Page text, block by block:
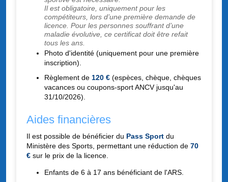
Il est obligatoire, uniquement pour les
compétiteurs, lors d’une première demande de
licence. Pour les personnes souffrant d’une
maladie évolutive, ce certificat doit être refait
tous les ans.
Photo d'identité (uniquement pour une première
inscription).
Règlement de 120 € (espèces, chèque, chèques
vacances ou coupons-sport ANCV jusqu'au
31/10/2026).
Aides financières
Il est possible de bénéficier du Pass Sport du
Ministère des Sports, permettant une réduction de 70
€ sur le prix de la licence.
Enfants de 6 à 17 ans bénéficiant de l'ARS.